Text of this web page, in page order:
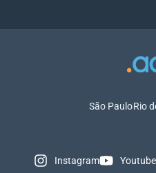
São PauloRio
Instagram Youtube